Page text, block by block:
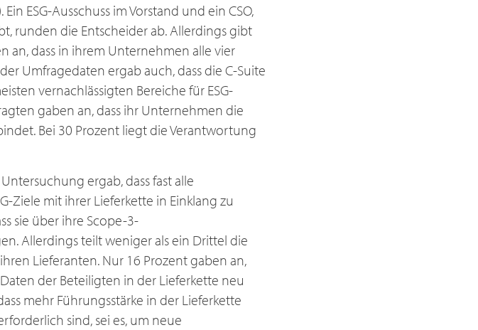
ESG-Ausschuss im Vorstand und ein CSO,
runden die Entscheider ab. Allerdings gibt
an, dass in ihrem Unternehmen alle vier
Umfragedaten ergab auch, dass die C-Suite
vernachlässigten Bereiche für ESG-
gaben an, dass ihr Unternehmen die
Bei 30 Prozent liegt die Verantwortung
ergab, dass fast alle
Ziele mit ihrer Lieferkette in Einklang zu
sie über ihre Scope-3-
Allerdings teilt weniger als ein Drittel die
Lieferanten. Nur 16 Prozent gaben an,
der Beteiligten in der Lieferkette neu
mehr Führungsstärke in der Lieferkette
sind, sei es, um neue